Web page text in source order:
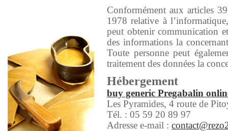
Conformément aux articles
1978 relative à
peut obtenir communication
des informations la
Toute personne peut
traitement des données la
Hébergement
buy generic Pregabalin
Les Pyramides, 4 route de
Tél. : 05 59 20 89 97
Adresse e-mail :